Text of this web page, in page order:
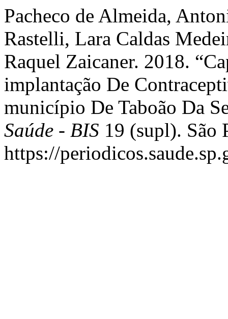
Pacheco de Almeida,
Rastelli, Lara Caldas
Raquel Zaicaner. 2018.
implantação De
município De Taboão Da
Saúde - BIS 19 (supl). São
https://